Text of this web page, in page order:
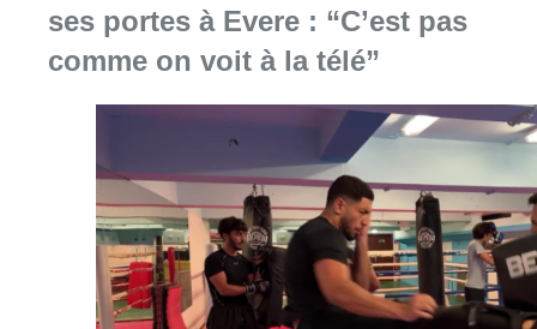
ses portes à Evere : “C’est pas
comme on voit à la télé”